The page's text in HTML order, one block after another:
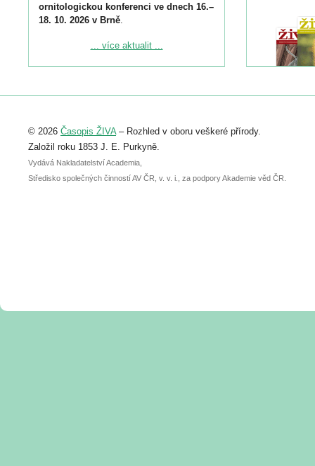
ornitologickou konferenci ve dnech 16.–
18. 10. 2026 v Brně.
Podrobnější informace ke konferenci
Registrovat se můžete do 6. září.
abstraktu přihlášené přednášky nebo
posteru je už 30. června.
... více aktualit ...
© 2026 Časopis ŽIVA– Rozhled v oboru veškeré přírody.
Založil roku 1853 J. E. Purkyně.
Vydává Nakladatelství Academia,
Středisko společných činností AV ČR, v. v. i., za podpory Akademie věd ČR.